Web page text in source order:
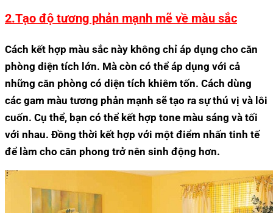
2.Tạo độ tương phản mạnh mẽ về màu sắc
Cách kết hợp màu sắc này không chỉ áp dụng cho căn
phòng diện tích lớn. Mà còn có thể áp dụng với cả
những căn phòng có diện tích khiêm tốn. Cách dùng
các gam màu tương phản mạnh sẽ tạo ra sự thú vị và lôi
cuốn. Cụ thể, bạn có thể kết hợp tone màu sáng và tối
với nhau. Đồng thời kết hợp với một điểm nhấn tinh tế
để làm cho căn phong trở nên sinh động hơn.